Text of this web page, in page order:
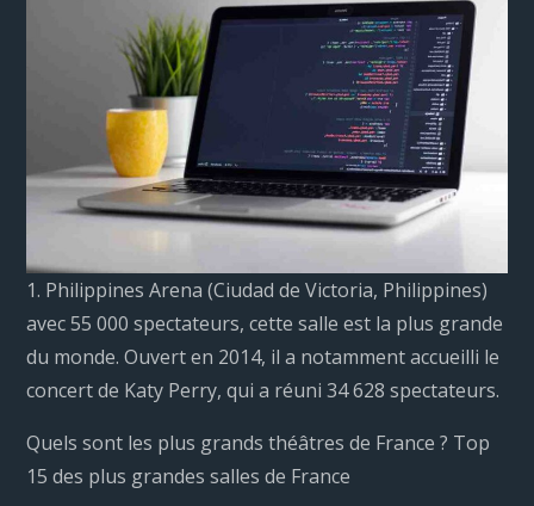
1. Philippines Arena (Ciudad de Victoria, Philippines)
avec 55 000 spectateurs, cette salle est la plus grande
du monde. Ouvert en 2014, il a notamment accueilli le
concert de Katy Perry, qui a réuni 34 628 spectateurs.
Quels sont les plus grands théâtres de France ? Top
15 des plus grandes salles de France